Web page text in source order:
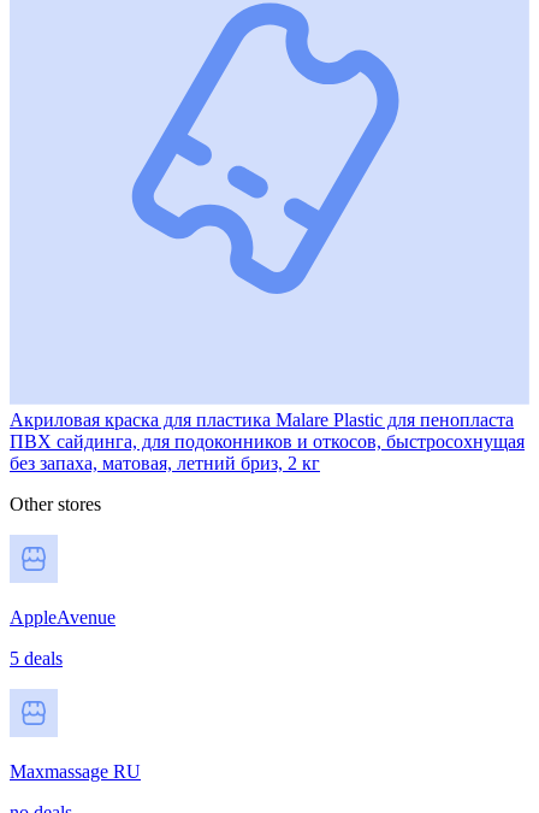
Акриловая краска для пластика Malare Plastic для пенопласта
ПВХ сайдинга, для подоконников и откосов, быстросохнущая
без запаха, матовая, летний бриз, 2 кг
Other stores
AppleAvenue
5 deals
Maxmassage RU